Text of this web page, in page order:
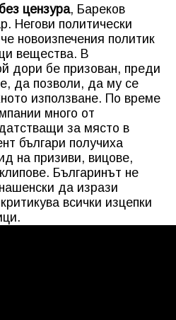
цензура, Бареков
Негови политически
новоизпечения политик
вещества. В
дори бе призован, преди
да позволи, да му се
използване. По време
много от
за място в
българи получиха
на призиви, вицове,
Българинът не
да изрази
всички изцепки